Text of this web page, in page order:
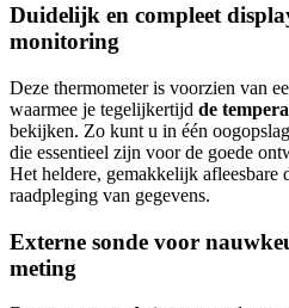
Duidelijk en compleet
monitoring
Deze thermometer is voorzien van
waarmee je tegelijkertijd de
bekijken. Zo kunt u in één
die essentieel zijn voor de goede
Het heldere, gemakkelijk afleesbare
raadpleging van gegevens.
Externe sonde voor
meting